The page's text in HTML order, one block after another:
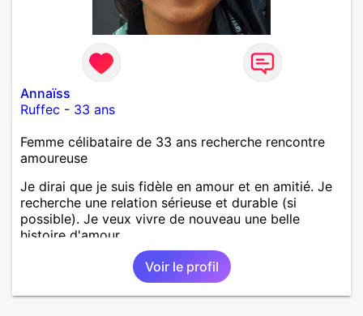
Annaïss
Ruffec - 33 ans
Femme célibataire de 33 ans recherche rencontre
amoureuse
Je dirai que je suis fidèle en amour et en amitié. Je
recherche une relation sérieuse et durable (si
possible). Je veux vivre de nouveau une belle
histoire d'amour.
Voir le profil